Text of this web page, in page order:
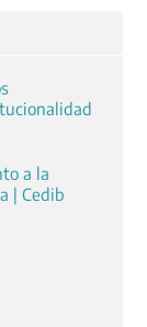
a la
| Cedib